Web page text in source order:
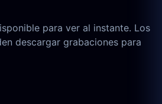
para ver al instante. Los
descargar grabaciones para